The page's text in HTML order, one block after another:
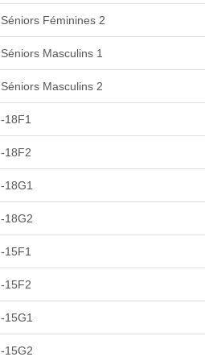
Séniors Féminines 2
Séniors Masculins 1
Séniors Masculins 2
-18F1
-18F2
-18G1
-18G2
-15F1
-15F2
-15G1
-15G2